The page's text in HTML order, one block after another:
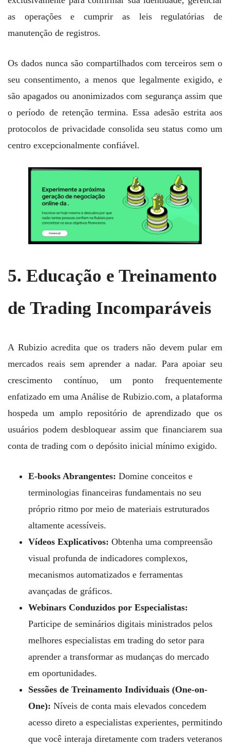
as operações e cumprir as leis regulatórias de
manutenção de registros.
Os dados nunca são compartilhados com terceiros sem o
seu consentimento, a menos que legalmente exigido, e
são apagados ou anonimizados com segurança assim que
o período de retenção termina. Essa adesão estrita aos
protocolos de privacidade consolida seu status como um
centro excepcionalmente confiável.
5. Educação e Treinamento
de Trading Incomparáveis
A Rubizio acredita que os traders não devem pular em
mercados reais sem aprender a nadar. Para apoiar seu
crescimento contínuo, um ponto frequentemente
enfatizado em uma Análise de Rubizio.com, a plataforma
hospeda um amplo repositório de aprendizado que os
usuários podem desbloquear assim que financiarem sua
conta de trading com o depósito inicial mínimo exigido.
E-books Abrangentes: Domine conceitos e
terminologias financeiras fundamentais no seu
próprio ritmo por meio de materiais estruturados
altamente acessíveis.
Vídeos Explicativos: Obtenha uma compreensão
visual profunda de indicadores complexos,
mecanismos automatizados e ferramentas
avançadas de gráficos.
Webinars Conduzidos por Especialistas:
Participe de seminários digitais ministrados pelos
melhores especialistas em trading do setor para
aprender a transformar as mudanças do mercado
em oportunidades.
Sessões de Treinamento Individuais (One-on-
One): Níveis de conta mais elevados concedem
acesso direto a especialistas experientes, permitindo
que você interaja diretamente com traders veteranos